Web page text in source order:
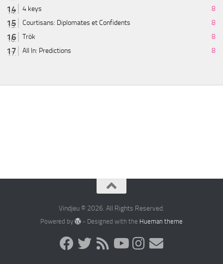
4 keys
8
Courtisans: Diplomates et Confidents
8
Trök
8
All In: Predictions
8
Vindjeu © 2026. All Rights Reserved.
Powered by - Designed with the Hueman theme